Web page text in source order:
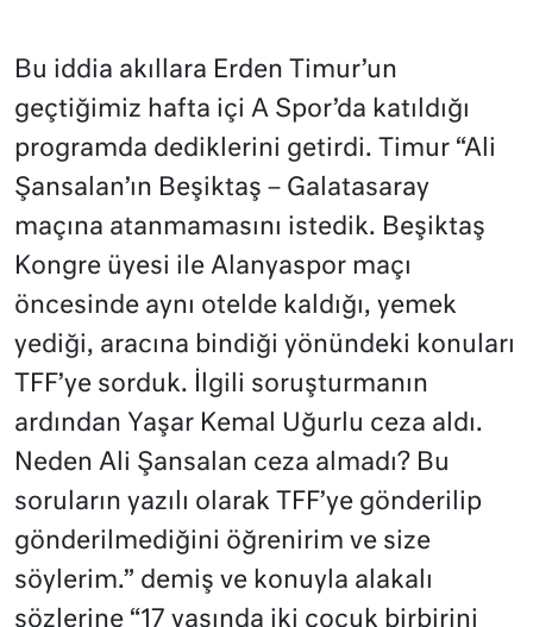
Bu iddia akıllara Erden Timur’un
geçtiğimiz hafta içi A Spor’da katıldığı
programda dediklerini getirdi. Timur “Ali
Şansalan’ın Beşiktaş – Galatasaray
maçına atanmamasını istedik. Beşiktaş
Kongre üyesi ile Alanyaspor maçı
öncesinde aynı otelde kaldığı, yemek
yediği, aracına bindiği yönündeki konuları
TFF’ye sorduk. İlgili soruşturmanın
ardından Yaşar Kemal Uğurlu ceza aldı.
Neden Ali Şansalan ceza almadı? Bu
soruların yazılı olarak TFF’ye gönderilip
gönderilmediğini öğrenirim ve size
söylerim.” demiş ve konuyla alakalı
sözlerine “17 yaşında iki çocuk birbirini